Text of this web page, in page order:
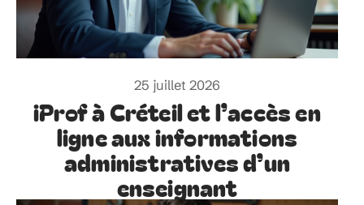
25 juillet 2026
iProf à Créteil et l’accès en
ligne aux informations
administratives d’un
enseignant